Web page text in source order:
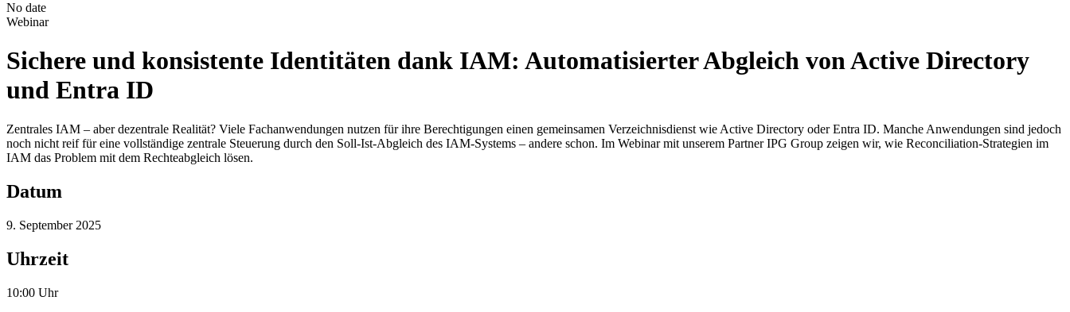
No date
Webinar
Sichere und konsistente Identitäten dank IAM: Automatisierter Abgleich von Active Directory
und Entra ID
Zentrales IAM – aber dezentrale Realität? Viele Fachanwendungen nutzen für ihre Berechtigungen einen gemeinsamen Verzeichnisdienst wie Active Directory oder Entra ID. Manche Anwendungen sind jedoch
noch nicht reif für eine vollständige zentrale Steuerung durch den Soll-Ist-Abgleich des IAM-Systems – andere schon. Im Webinar mit unserem Partner IPG Group zeigen wir, wie Reconciliation-Strategien im
IAM das Problem mit dem Rechteabgleich lösen.
Datum
9. September 2025
Uhrzeit
10:00 Uhr